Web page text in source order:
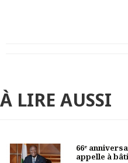
À LIRE AUSSI
66ᵉ
appelle à